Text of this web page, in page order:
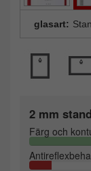
glasart:
2 mm
Färg och